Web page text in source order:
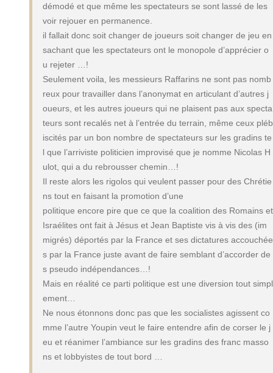
démodé et que même les spectateurs se sont lassé de les
voir rejouer en permanence.
il fallait donc soit changer de joueurs soit changer de jeu en
sachant que les spectateurs ont le monopole d’apprécier o
u rejeter …!
Seulement voila, les messieurs Raffarins ne sont pas nomb
reux pour travailler dans l’anonymat en articulant d’autres j
oueurs, et les autres joueurs qui ne plaisent pas aux specta
teurs sont recalés net à l’entrée du terrain, même ceux pléb
iscités par un bon nombre de spectateurs sur les gradins te
l que l’arriviste politicien improvisé que je nomme Nicolas H
ulot, qui a du rebrousser chemin…!
Il reste alors les rigolos qui veulent passer pour des Chrétie
ns tout en faisant la promotion d’une
politique encore pire que ce que la coalition des Romains et
Israélites ont fait à Jésus et Jean Baptiste vis à vis des (im
migrés) déportés par la France et ses dictatures accouchée
s par la France juste avant de faire semblant d’accorder de
s pseudo indépendances…!
Mais en réalité ce parti politique est une diversion tout simpl
ement…
Ne nous étonnons donc pas que les socialistes agissent co
mme l’autre Youpin veut le faire entendre afin de corser le j
eu et réanimer l’ambiance sur les gradins des franc masso
ns et lobbyistes de tout bord …